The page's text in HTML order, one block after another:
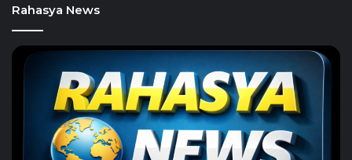
Rahasya News